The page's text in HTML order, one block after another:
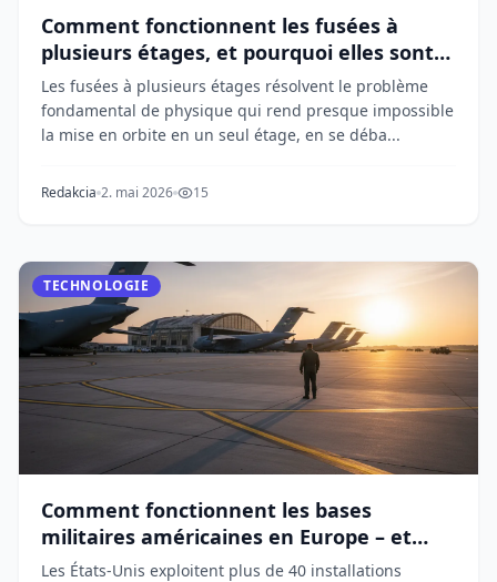
Comment fonctionnent les fusées à
plusieurs étages, et pourquoi elles sont
indispensables
Les fusées à plusieurs étages résolvent le problème
fondamental de physique qui rend presque impossible
la mise en orbite en un seul étage, en se déba...
Redakcia 2. mai 2026 15
TECHNOLOGIE
Comment fonctionnent les bases
militaires américaines en Europe – et
pourquoi
Les États-Unis exploitent plus de 40 installations